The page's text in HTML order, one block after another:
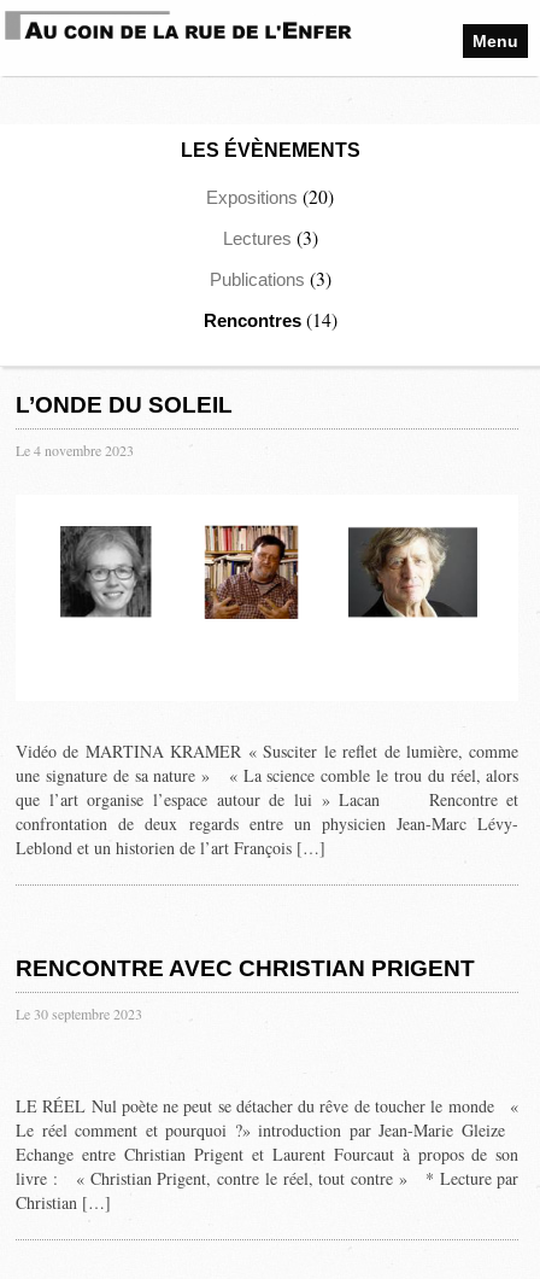
Menu
LES ÉVÈNEMENTS
Expositions (20)
Lectures (3)
Publications (3)
Rencontres(14)
L’ONDE DU SOLEIL
Le 4 novembre 2023
Vidéo de MARTINA KRAMER « Susciter le reflet de lumière, comme
une signature de sa nature » « La science comble le trou du réel, alors
que l’art organise l’espace autour de lui » Lacan Rencontre et
confrontation de deux regards entre un physicien Jean-Marc Lévy-
Leblond et un historien de l’art François […]
RENCONTRE AVEC CHRISTIAN PRIGENT
Le 30 septembre 2023
LE RÉEL Nul poète ne peut se détacher du rêve de toucher le monde «
Le réel comment et pourquoi ?» introduction par Jean-Marie Gleize
Echange entre Christian Prigent et Laurent Fourcaut à propos de son
livre : « Christian Prigent, contre le réel, tout contre » * Lecture par
Christian […]